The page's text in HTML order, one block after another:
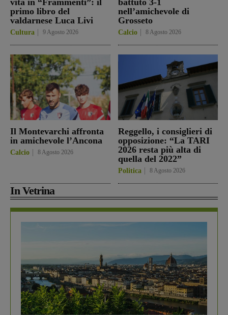
primo libro del
valdarnese Luca Livi
Cultura 9 Agosto 2026
nell’amichevole di
Grosseto
Calcio 8 Agosto 2026
Il Montevarchi affronta
in amichevole l’Ancona
Calcio 8 Agosto 2026
Reggello, i consiglieri di
opposizione: “La TARI
2026 resta più alta di
quella del 2022”
Politica 8 Agosto 2026
In Vetrina